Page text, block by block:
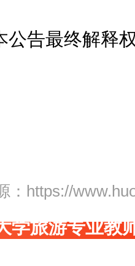
告最终解释权
： https://
学旅游专业教